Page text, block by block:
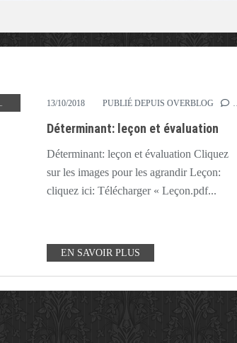
DÉTERMINANT,ÉVALUATION,INDÉFINI, LEÇON,NUMÉRAL
13/10/2018 PUBLIÉ DEPUIS OVERBLOG
Déterminant: leçon et évaluation
Déterminant: leçon et évaluation Cliquez
sur les images pour les agrandir Leçon:
cliquez ici: Télécharger « Leçon.pdf...
EN SAVOIR PLUS